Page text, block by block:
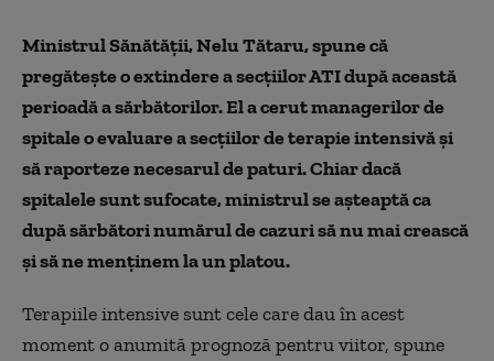
Ministrul Sănătății, Nelu Tătaru, spune că
pregătește o extindere a secțiilor ATI după această
perioadă a sărbătorilor. El a cerut managerilor de
spitale o evaluare a secțiilor de terapie intensivă și
să raporteze necesarul de paturi. Chiar dacă
spitalele sunt sufocate, ministrul se așteaptă ca
după sărbători numărul de cazuri să nu mai crească
și să ne menținem la un platou.
Terapiile intensive sunt cele care dau în acest
moment o anumită prognoză pentru viitor, spune